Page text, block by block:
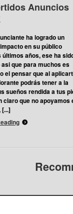
Anuncios
ha logrado un
en su público
últimos años, ese ha
asi que para muchos es
el pensar que al
podrás tener a la
sueños rendida a tus
claro que no apoyamos
[...]